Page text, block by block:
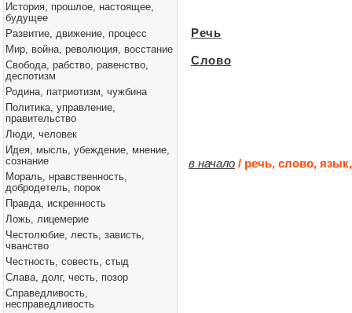
История, прошлое, настоящее,
будущее
Развитие, движение, процесс
Мир, война, революция, восстание
Свобода, рабство, равенство,
деспотизм
Родина, патриотизм, чужбина
Политика, управление,
правительство
Люди, человек
Идея, мысль, убеждение, мнение,
сознание
Мораль, нравственность,
добродетель, порок
Правда, искренность
Ложь, лицемерие
Честолюбие, лесть, зависть,
чванство
Честность, совесть, стыд
Слава, долг, честь, позор
Справедливость,
несправедливость
Речь
Слово
в начало / речь, слово,